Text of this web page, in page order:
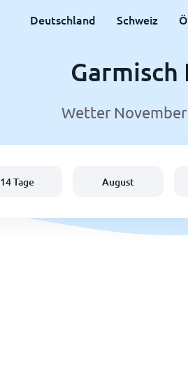
Deutschland Schweiz
Wetter
14 Tage August